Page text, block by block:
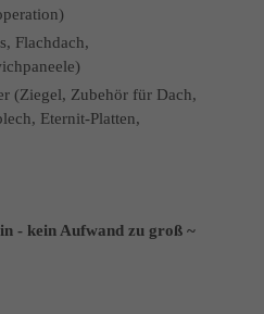
Flachdach,
(Ziegel, Zubehör für Dach,
Eternit-Platten,
- kein Aufwand zu groß ~